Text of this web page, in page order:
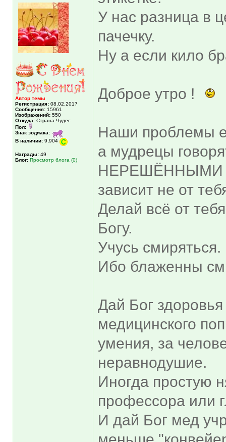
Автор темы
Регистрация: 08.02.2017
Сообщения: 15961
Изображений: 550
Откуда: Страна Чудес
Пол:
Знак зодиака:
В наличии: 9,904
Награды: 49
Блог: Просмотр блога (0)
У нас разница в
пачечку.
Ну а если кило
Доброе утро !
Наши проблемы
а мудрецы
НЕРЕШЁННЫМИ
зависит не от
Делай всё от
Богу.
Учусь смиряться.
Ибо блаженны
Дай Бог
медицинского
умения, за
неравнодушие.
Иногда простую
профессора или
И дай Бог мед